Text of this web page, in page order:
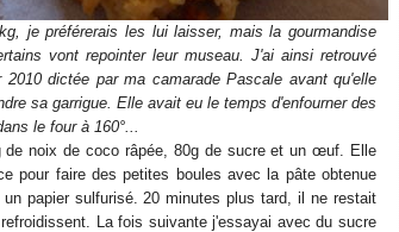
je préférerais les lui laisser, mais la gourmandise
vont repointer leur museau. J'ai ainsi retrouvé
dictée par ma camarade Pascale avant qu'elle
sa garrigue. Elle avait eu le temps d'enfourner des
le four à 160°...
de noix de coco râpée, 80g de sucre et un œuf. Elle
pour faire des petites boules avec la pâte obtenue
papier sulfurisé. 20 minutes plus tard, il ne restait
La fois suivante j'essayai avec du sucre